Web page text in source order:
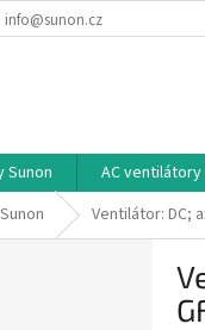
info@sunon.cz
Sunon AC ventilátory
Ventilátor: DC;